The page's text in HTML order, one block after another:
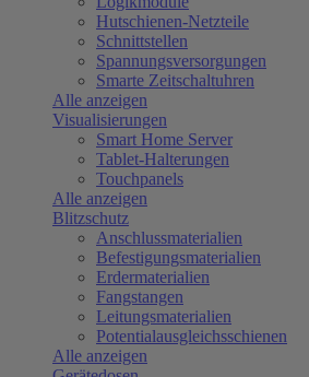
Hutschienen-Netzteile
Schnittstellen
Spannungsversorgungen
Smarte Zeitschaltuhren
Alle anzeigen
Visualisierungen
Smart Home Server
Tablet-Halterungen
Touchpanels
Alle anzeigen
Blitzschutz
Anschlussmaterialien
Befestigungsmaterialien
Erdermaterialien
Fangstangen
Leitungsmaterialien
Potentialausgleichsschienen
Alle anzeigen